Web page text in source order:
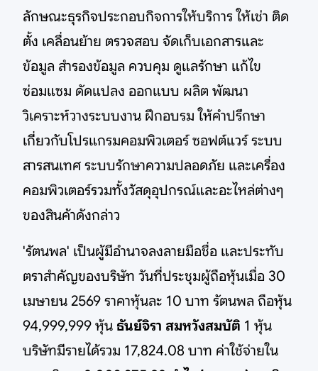
ลักษณะธุรกิจประกอบกิจการให้บริการ ให้เช่า ติด
ตั้ง เคลื่อนย้าย ตรวจสอบ จัดเก็บเอกสารและ
ข้อมูล สำรองข้อมูล ควบคุม ดูแลรักษา แก้ไข
ซ่อมแซม ดัดแปลง ออกแบบ ผลิต พัฒนา
วิเคราะห์วางระบบงาน ฝึกอบรม ให้คำปรึกษา
เกี่ยวกับโปรแกรมคอมพิวเตอร์ ซอฟต์แวร์ ระบบ
สารสนเทศ ระบบรักษาความปลอดภัย และเครื่อง
คอมพิวเตอร์รวมทั้งวัสดุอุปกรณ์และอะไหล่ต่างๆ
ของสินค้าดังกล่าว
'รัตนพล' เป็นผู้มีอำนาจลงลายมือชื่อ และประทับ
ตราสำคัญของบริษัท วันที่ประชุมผู้ถือหุ้นเมื่อ 30
เมษายน 2569 ราคาหุ้นละ 10 บาท รัตนพล ถือหุ้น
94,999,999 หุ้น ธันย์จิรา สมหวังสมบัติ 1 หุ้น
บริษัทมีรายได้รวม 17,824.08 บาท ค่าใช้จ่ายใน